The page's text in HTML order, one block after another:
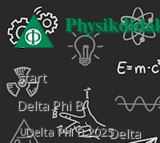
Start
Delta Phi B
Delta Phi B 2025Delta